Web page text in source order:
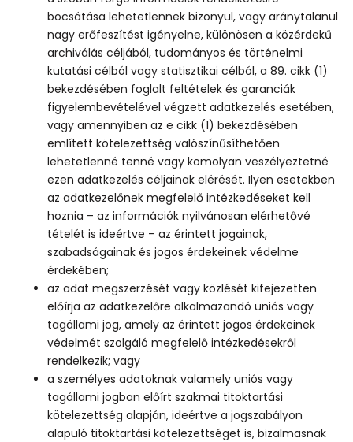
bocsátása lehetetlennek bizonyul, vagy aránytalanul
nagy erőfeszítést igényelne, különösen a közérdekű
archiválás céljából, tudományos és történelmi
kutatási célból vagy statisztikai célból, a 89. cikk (1)
bekezdésében foglalt feltételek és garanciák
figyelembevételével végzett adatkezelés esetében,
vagy amennyiben az e cikk (1) bekezdésében
említett kötelezettség valószínűsíthetően
lehetetlenné tenné vagy komolyan veszélyeztetné
ezen adatkezelés céljainak elérését. Ilyen esetekben
az adatkezelőnek megfelelő intézkedéseket kell
hoznia – az információk nyilvánosan elérhetővé
tételét is ideértve – az érintett jogainak,
szabadságainak és jogos érdekeinek védelme
érdekében;
az adat megszerzését vagy közlését kifejezetten
előírja az adatkezelőre alkalmazandó uniós vagy
tagállami jog, amely az érintett jogos érdekeinek
védelmét szolgáló megfelelő intézkedésekről
rendelkezik; vagy
a személyes adatoknak valamely uniós vagy
tagállami jogban előírt szakmai titoktartási
kötelezettség alapján, ideértve a jogszabályon
alapuló titoktartási kötelezettséget is, bizalmasnak